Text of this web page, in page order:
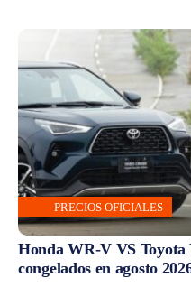
PRECIOS OFICIALES
Honda WR-V VS Toyota
congelados en agosto